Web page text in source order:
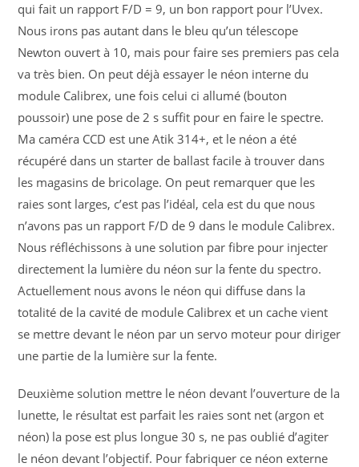
qui fait un rapport F/D = 9, un bon rapport pour l’Uvex.
Nous irons pas autant dans le bleu qu’un télescope
Newton ouvert à 10, mais pour faire ses premiers pas cela
va très bien. On peut déjà essayer le néon interne du
module Calibrex, une fois celui ci allumé (bouton
poussoir) une pose de 2 s suffit pour en faire le spectre.
Ma caméra CCD est une Atik 314+, et le néon a été
récupéré dans un starter de ballast facile à trouver dans
les magasins de bricolage. On peut remarquer que les
raies sont larges, c’est pas l’idéal, cela est du que nous
n’avons pas un rapport F/D de 9 dans le module Calibrex.
Nous réfléchissons à une solution par fibre pour injecter
directement la lumière du néon sur la fente du spectro.
Actuellement nous avons le néon qui diffuse dans la
totalité de la cavité de module Calibrex et un cache vient
se mettre devant le néon par un servo moteur pour diriger
une partie de la lumière sur la fente.
Deuxième solution mettre le néon devant l’ouverture de la
lunette, le résultat est parfait les raies sont net (argon et
néon) la pose est plus longue 30 s, ne pas oublié d’agiter
le néon devant l’objectif. Pour fabriquer ce néon externe